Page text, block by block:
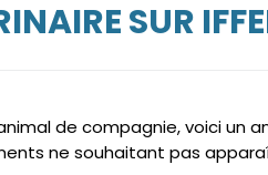
SUR
de compagnie, voici un
ne souhaitant pas